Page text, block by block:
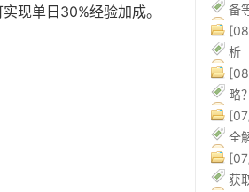
现单日30%经验加成。
备
析
略？
全
获